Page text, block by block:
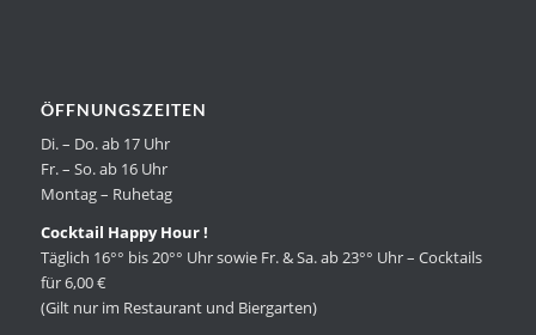
ÖFFNUNGSZEITEN
Di. – Do. ab 17 Uhr
Fr. – So. ab 16 Uhr
Montag – Ruhetag
Cocktail Happy Hour !
Täglich 16°° bis 20°° Uhr sowie Fr. & Sa. ab 23°° Uhr – Cocktails
für 6,00 €
(Gilt nur im Restaurant und Biergarten)